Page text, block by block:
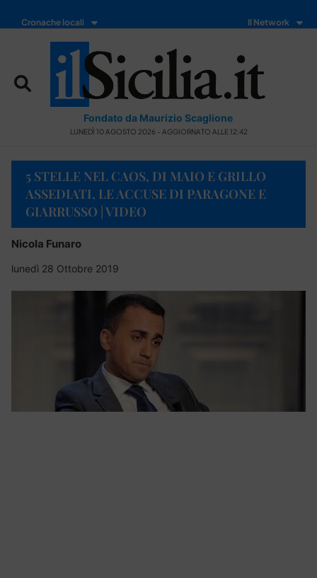
Cronache locali Il Network
Fondato da Maurizio Scaglione
LUNEDÌ 10 AGOSTO 2026 - AGGIORNATO ALLE 12:42
5 STELLE NEL CAOS, DI MAIO E GRILLO
ASSEDIATI, LE ACCUSE DI PARAGONE E
GIARRUSSO | VIDEO
Nicola Funaro
lunedì 28 Ottobre 2019